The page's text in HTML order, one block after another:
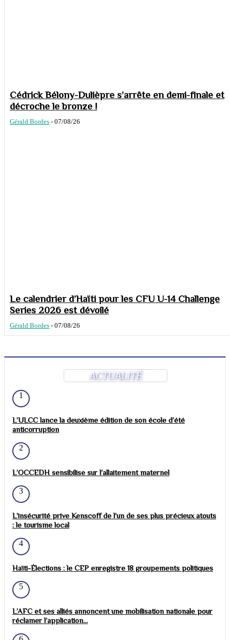
Cédrick Bélony-Dulièpre s’arrête en demi-finale et
décroche le bronze !
Gérald Bordes - 07/08/26
Le calendrier d’Haïti pour les CFU U-14 Challenge
Series 2026 est dévoilé
Gérald Bordes - 07/08/26
ACTUALITÉ
1
L’ULCC lance la deuxième édition de son école d’été
anticorruption
2
L’OCCEDH sensibilise sur l’allaitement maternel
3
L’insécurité prive Kenscoff de l’un de ses plus précieux atouts
: le tourisme local
4
Haïti-Élections : le CEP enregistre 18 groupements politiques
5
L’AFC et ses alliés annoncent une mobilisation nationale pour
réclamer l’application...